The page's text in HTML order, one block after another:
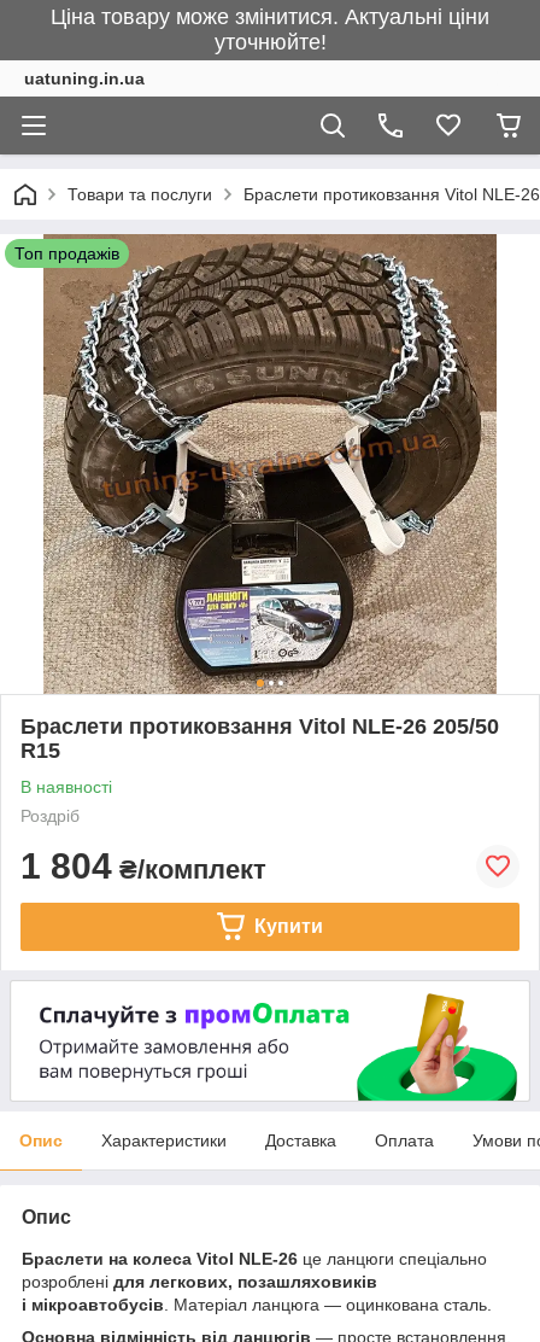
Ціна товару може змінитися. Актуальні ціни
уточнюйте!
uatuning.in.ua
Товари та послуги Браслети протиковзання Vitol NLE-
Топ продажів
Браслети протиковзання Vitol NLE-26 205/50
R15
В наявності
Роздріб
1 804 ₴/комплект
Купити
Опис Характеристики Доставка Оплата Умови
Опис
Браслети на колеса Vitol NLE-26 це ланцюги спеціально
розроблені для легкових, позашляховиків
і мікроавтобусів. Матеріал ланцюга — оцинкована сталь.
Основна відмінність від ланцюгів — просте встановлення.